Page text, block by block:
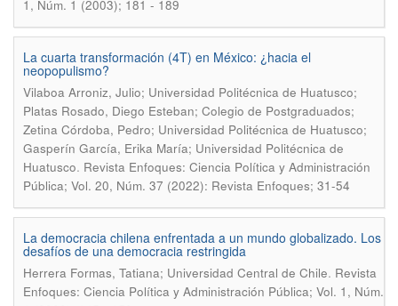
1, Núm. 1 (2003); 181 - 189
La cuarta transformación (4T) en México: ¿hacia el
neopopulismo?
Vilaboa Arroniz, Julio; Universidad Politécnica de Huatusco;
Platas Rosado, Diego Esteban; Colegio de Postgraduados;
Zetina Córdoba, Pedro; Universidad Politécnica de Huatusco;
Gasperín García, Erika María; Universidad Politécnica de
Huatusco. Revista Enfoques: Ciencia Política y Administración
Pública; Vol. 20, Núm. 37 (2022): Revista Enfoques; 31-54
La democracia chilena enfrentada a un mundo globalizado. Los
desafíos de una democracia restringida
Herrera Formas, Tatiana; Universidad Central de Chile. Revista
Enfoques: Ciencia Política y Administración Pública; Vol. 1, Núm.